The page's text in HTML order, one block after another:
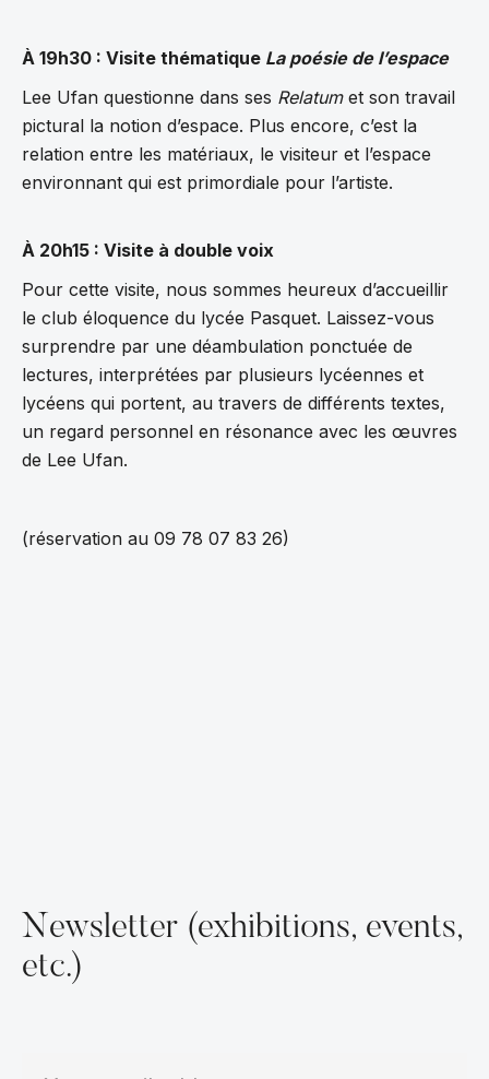
À 19h30 : Visite thématique La poésie de l’espace
Lee Ufan questionne dans ses Relatum et son travail
pictural la notion d’espace. Plus encore, c’est la
relation entre les matériaux, le visiteur et l’espace
environnant qui est primordiale pour l’artiste.
À 20h15 : Visite à double voix
Pour cette visite, nous sommes heureux d’accueillir
le club éloquence du lycée Pasquet. Laissez-vous
surprendre par une déambulation ponctuée de
lectures, interprétées par plusieurs lycéennes et
lycéens qui portent, au travers de différents textes,
un regard personnel en résonance avec les œuvres
de Lee Ufan.
(réservation au 09 78 07 83 26)
Newsletter (exhibitions, events,
etc.)